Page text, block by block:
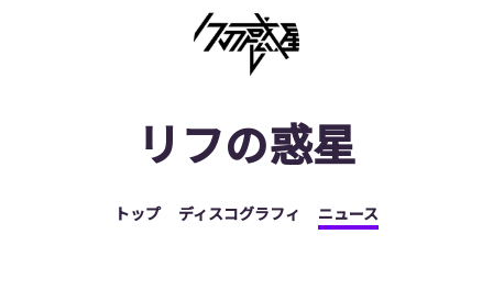
リフの惑星
トップ ディスコグラフィ ニュース